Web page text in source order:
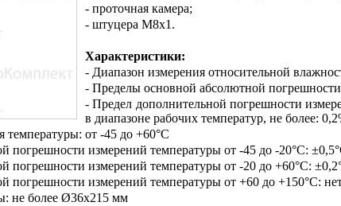
- проточная камера;
- штуцера М8х1.
Характеристики:
- Диапазон измерения относительной
- Пределы основной абсолютной
- Предел дополнительной погрешности
в диапазоне рабочих температур, не более:
температуры: от -45 до +60°С
погрешности измерений температуры от -45 до -20°С:
погрешности измерений температуры от -20 до +60°С:
погрешности измерений температуры от +60 до +150°С:
не более Ø36х215 мм